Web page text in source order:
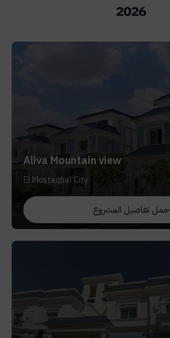
2026
Aliva Mountain view
El Mostaqbal City
حمل تفاصيل المشروع